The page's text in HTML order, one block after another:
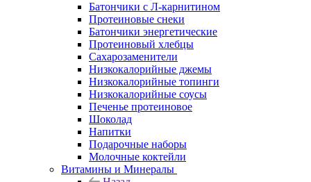
Батончики с Л-карнитином
Протеиновые снеки
Батончики энергетические
Протеиновый хлебцы
Сахарозаменители
Низкокалорийные джемы
Низкокалорийные топинги
Низкокалорийные соусы
Печенье протеиновое
Шоколад
Напитки
Подарочные наборы
Молочные коктейли
Витамины и Минералы